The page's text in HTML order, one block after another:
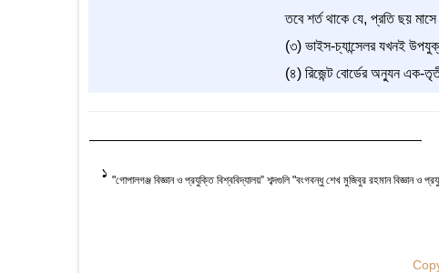
তবে শর্ত থাকে যে, প্রতি ছয় মাসে
(৩) ভাইস-চ্যান্সেলর যখনই
(৪) রিজেন্ট বোর্ডের অন্যুন এক-
1 "গোপালগঞ্জ বিজ্ঞান ও প্রযুক্তি বিশ্ববিদ্যালয়” শব্দগুলি "বংগবন্ধু শেখ মুজিবুর রহমান বিজ্ঞান ও